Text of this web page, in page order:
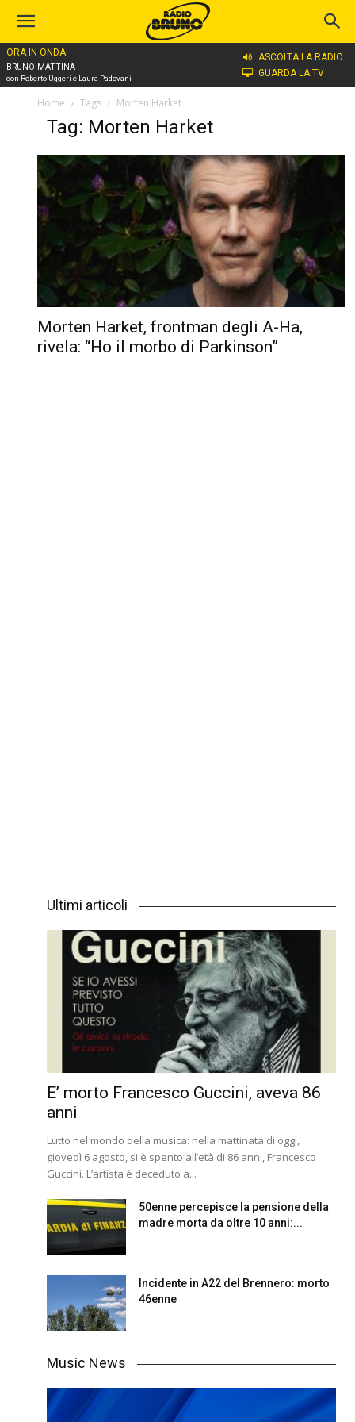
ORA IN ONDA
BRUNO MATTINA
con Roberto Uggeri e Laura Padovani
ASCOLTA LA RADIO
GUARDA LA TV
Home Tags Morten Harket
Tag: Morten Harket
Morten Harket, frontman degli A-Ha,
rivela: “Ho il morbo di Parkinson”
Ultimi articoli
E’ morto Francesco Guccini, aveva 86
anni
Lutto nel mondo della musica: nella mattinata di oggi,
giovedì 6 agosto, si è spento all’età di 86 anni, Francesco
Guccini. L’artista è deceduto a...
50enne percepisce la pensione della
madre morta da oltre 10 anni:...
Incidente in A22 del Brennero: morto
46enne
Music News